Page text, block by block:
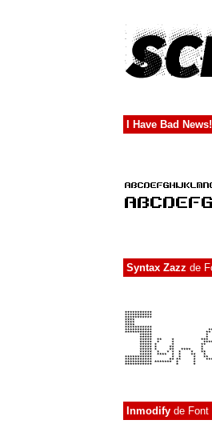
I Have Bad News!
Syntax Zazz de
Inmodify de Font